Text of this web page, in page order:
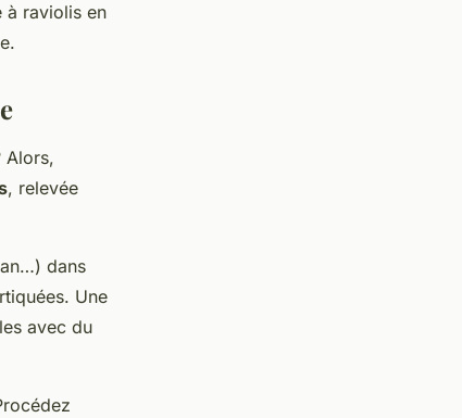
à raviolis en
Alors,
, relevée
dans
Une
avec du